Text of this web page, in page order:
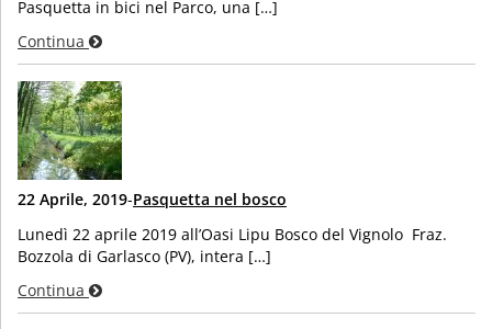
Pasquetta in bici nel Parco, una […]
Continua
22 Aprile, 2019-Pasquetta nel bosco
Lunedì 22 aprile 2019 all’Oasi Lipu Bosco del Vignolo Fraz.
Bozzola di Garlasco (PV), intera […]
Continua